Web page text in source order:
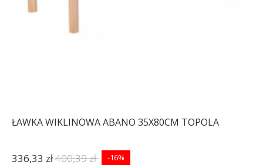
ŁAWKA WIKLINOWA ABANO 35X80CM TOPOLA
336,33 zł400,39 zł -16%